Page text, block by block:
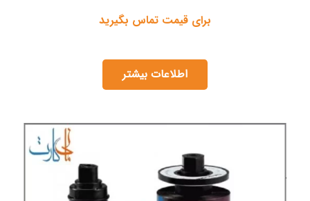
برای قیمت تماس بگیرید
اطلاعات بیشتر